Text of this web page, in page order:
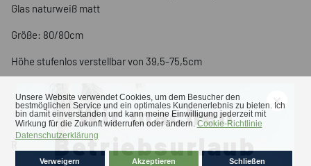
Glas naturweiß matt
Größe: 80/80cm
Höhe stufenlos verstellbar von 39,5-75,5cm
×
Wir machen
Betriebsurlaub